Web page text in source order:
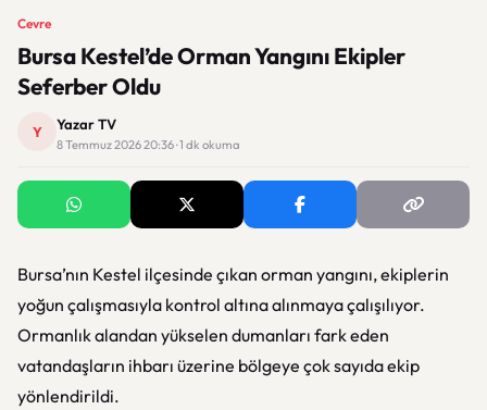
Cevre
Bursa Kestel’de Orman Yangını Ekipler
Seferber Oldu
Y Yazar TV
8 Temmuz 2026 20:36 · 1 dk okuma
Bursa’nın Kestel ilçesinde çıkan orman yangını, ekiplerin
yoğun çalışmasıyla kontrol altına alınmaya çalışılıyor.
Ormanlık alandan yükselen dumanları fark eden
vatandaşların ihbarı üzerine bölgeye çok sayıda ekip
yönlendirildi.